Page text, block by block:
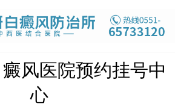
风医院
风医院预约挂号中
心